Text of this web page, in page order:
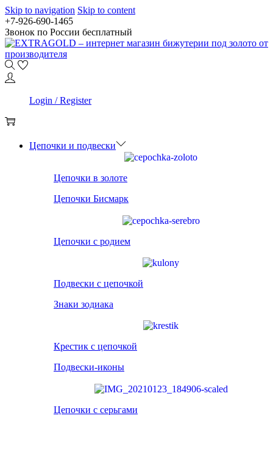
Skip to navigation Skip to content
+7-926-690-1465
Звонок по России бесплатный
Login / Register
Цепочки и подвески
Цепочки в золоте
Цепочки Бисмарк
Цепочки с родием
Подвески с цепочкой
Знаки зодиака
Крестик с цепочкой
Подвески-иконы
Цепочки с серьгами